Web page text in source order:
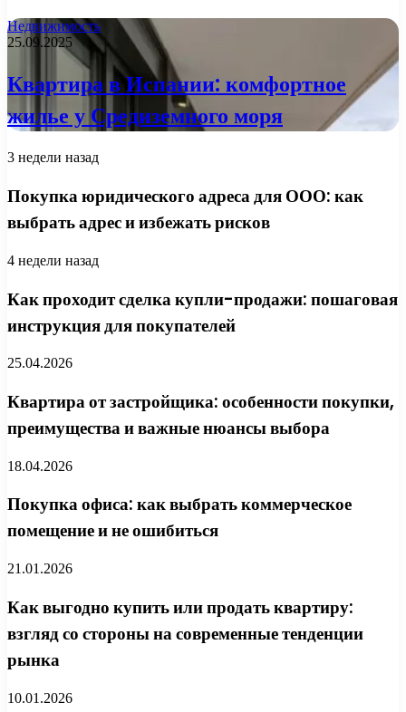
Недвижимость
25.09.2025
Квартира в Испании: комфортное
жилье у Средиземного моря
3 недели назад
Покупка юридического адреса для ООО: как
выбрать адрес и избежать рисков
4 недели назад
Как проходит сделка купли-продажи: пошаговая
инструкция для покупателей
25.04.2026
Квартира от застройщика: особенности покупки,
преимущества и важные нюансы выбора
18.04.2026
Покупка офиса: как выбрать коммерческое
помещение и не ошибиться
21.01.2026
Как выгодно купить или продать квартиру:
взгляд со стороны на современные тенденции
рынка
10.01.2026